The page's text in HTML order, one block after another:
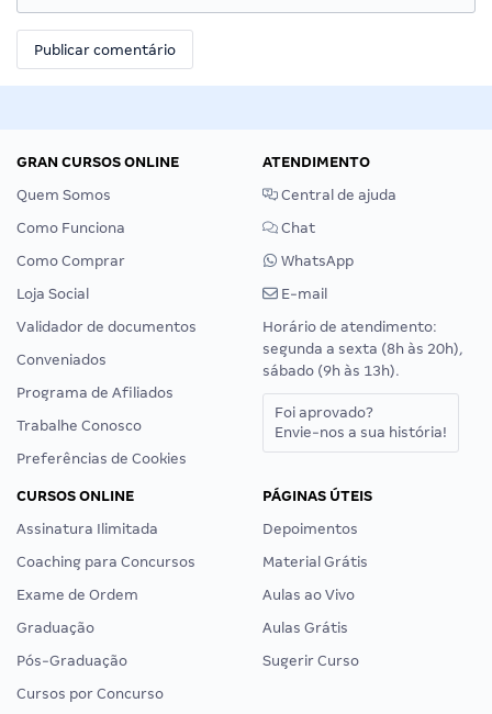
GRAN CURSOS ONLINE
Quem Somos
Como Funciona
Como Comprar
Loja Social
Validador de documentos
Conveniados
Programa de Afiliados
Trabalhe Conosco
Preferências de Cookies
ATENDIMENTO
Central de ajuda
Chat
WhatsApp
E-mail
Horário de atendimento:
segunda a sexta (8h às 20h),
sábado (9h às 13h).
Foi aprovado?
Envie-nos a sua história!
CURSOS ONLINE
Assinatura Ilimitada
Coaching para Concursos
Exame de Ordem
Graduação
Pós-Graduação
Cursos por Concurso
PÁGINAS ÚTEIS
Depoimentos
Material Grátis
Aulas ao Vivo
Aulas Grátis
Sugerir Curso